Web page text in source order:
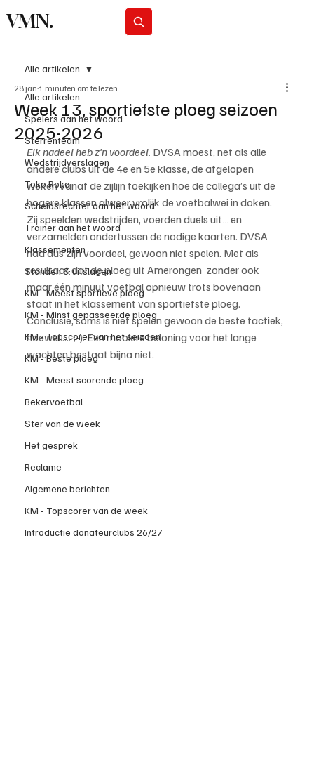
VMN.
Alle artikelen
Spelers aan het woord
Sterrenteam
Wedstrijdverslagen
Toko Roko
Scheidsrechter aan het woord
Trainer aan het woord
Klassementen
Standen & uitslagen
KM - Meest sportieve ploeg
KM - Minst gepasseerde ploeg
KM - Topscorer van het seizoen
KM - Beste ploeg
KM - Meest scorende ploeg
Bekervoetbal
Ster van de week
Het gesprek
Reclame
Algemene berichten
KM - Topscorer van de week
Introductie donateurclubs 26/27
Alle artikelen
Week 13, sportiefste ploeg seizoen
2025-2026
28 jan 1 minuten om te lezen
Elk nadeel heb z’n voordeel. DVSA moest, net als alle
andere clubs uit de 4e en 5e klasse, de afgelopen
weken vanaf de zijlijn toekijken hoe de collega’s uit de
hogere klassen alweer vrolijk de voetbalwei in doken.
Zij speelden wedstrijden, voerden duels uit… en
verzamelden ondertussen de nodige kaarten. DVSA
had dus zijn voordeel, gewoon niet spelen. Met als
resultaat dat de ploeg uit Amerongen  zonder ook
maar één minuut voetbal opnieuw trots bovenaan
staat in het klassement van sportiefste ploeg.
Conclusie, soms is niet spelen gewoon de beste tactiek,
hoewel..... ;-). Een mooiere beloning voor het lange
wachten bestaat bijna niet.